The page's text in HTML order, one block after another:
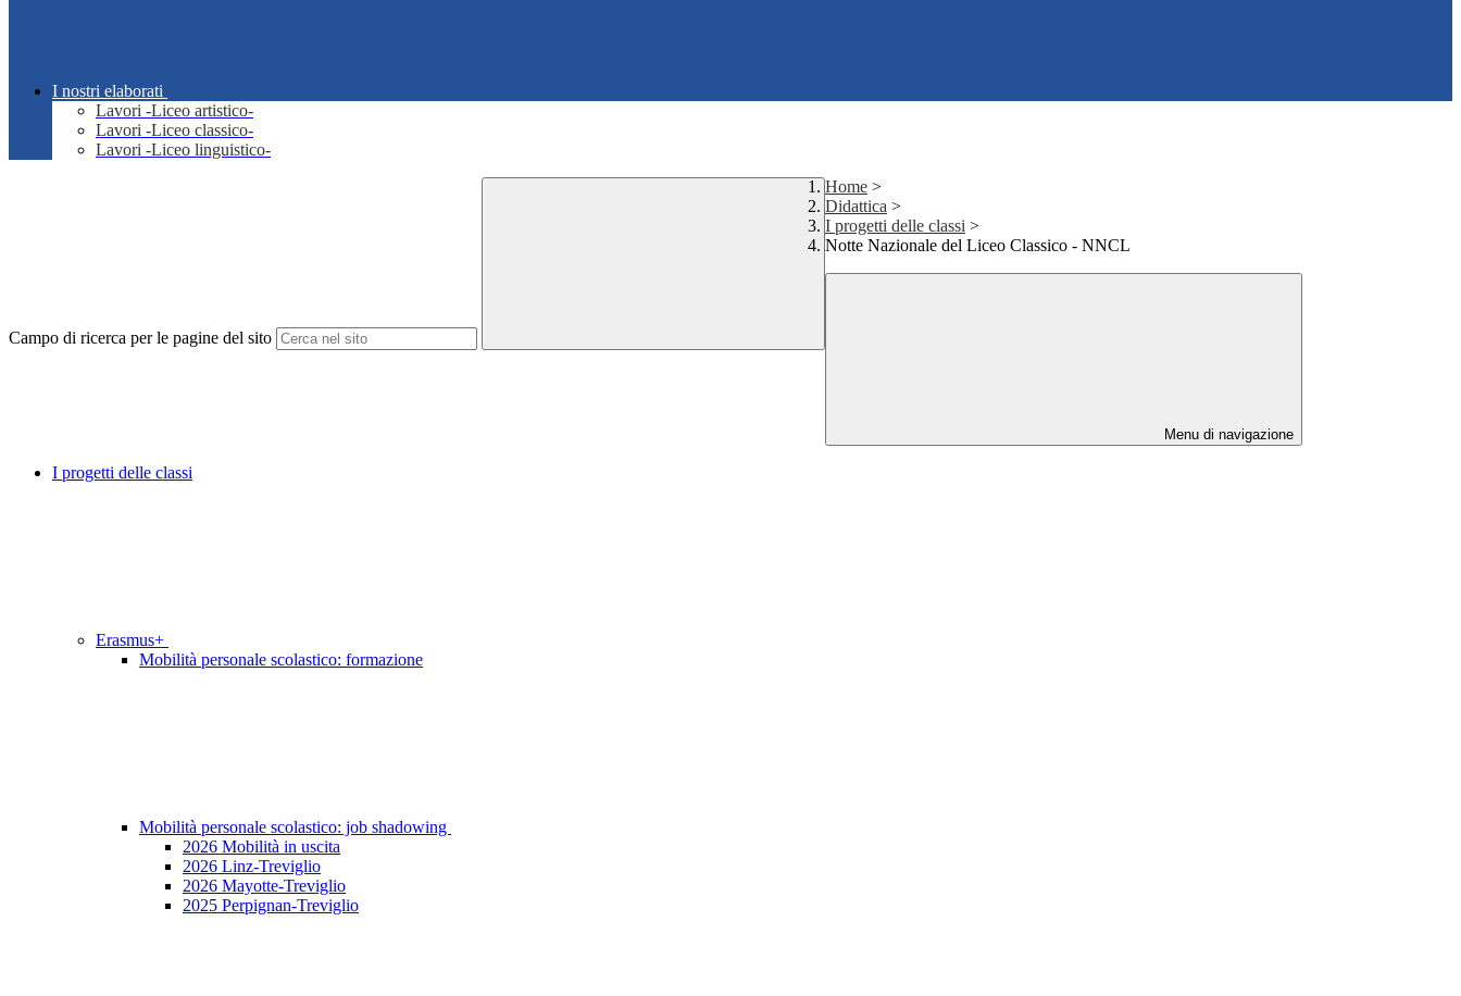
I nostri elaborati
Lavori -Liceo artistico-
Lavori -Liceo classico-
Lavori -Liceo linguistico-
Campo di ricerca per le pagine del sito
Home >
Didattica >
I progetti delle classi >
Notte Nazionale del Liceo Classico - NNCL
Menu di navigazione
I progetti delle classi
Erasmus+
Mobilità personale scolastico: formazione
Mobilità personale scolastico: job shadowing
2026 Mobilità in uscita
2026 Linz-Treviglio
2026 Mayotte-Treviglio
2025 Perpignan-Treviglio